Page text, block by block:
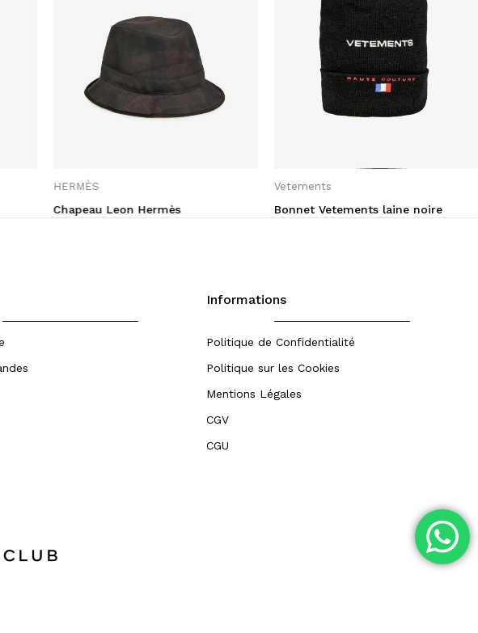
HERMÈS
Chapeau Leon Hermès
Vetements
Bonnet Vetements laine noire
Informations
Politique de Confidentialité
Politique sur les Cookies
Mentions Légales
CGV
CGU